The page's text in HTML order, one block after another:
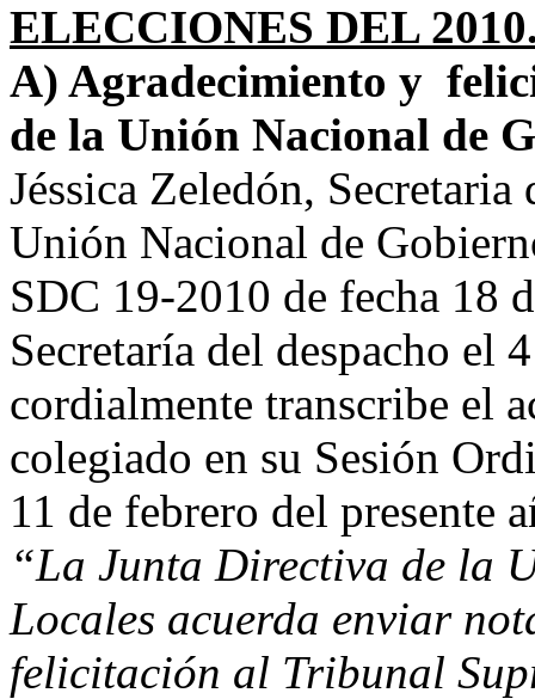
ELECCIONES DEL
A) Agradecimiento y
de la Unión Nacional de
Jéssica Zeledón,
Unión Nacional de
SDC 19-2010 de fecha 18
Secretaría del despacho el
cordialmente transcribe el
colegiado en su Sesión
11 de febrero del presente
“La Junta Directiva de la
Locales acuerda enviar
felicitación al Tribunal